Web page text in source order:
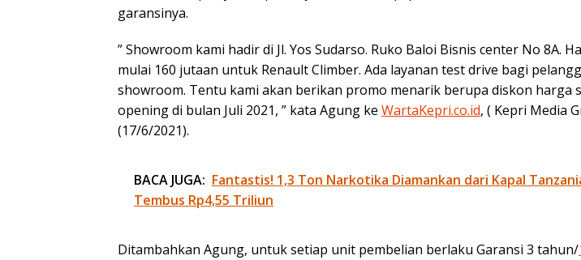
garansinya.
” Showroom kami hadir di Jl. Yos Sudarso. Ruko Baloi Bisnis center No 8A.
mulai 160 jutaan untuk Renault Climber. Ada layanan test drive bagi
showroom. Tentu kami akan berikan promo menarik berupa diskon harga
opening di bulan Juli 2021, ” kata Agung ke WartaKepri.co.id, ( Kepri Media
(17/6/2021).
BACA JUGA: Fantastis! 1,3 Ton Narkotika Diamankan dari Kapal
Tembus Rp4,55 Triliun
Ditambahkan Agung, untuk setiap unit pembelian berlaku Garansi 3 tahun/